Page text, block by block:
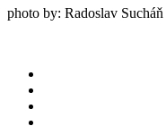
photo by: Radoslav Sucháň